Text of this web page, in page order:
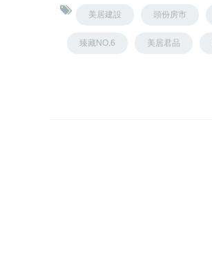
美居建設 頭份房市
臻藏NO.6 美居君品